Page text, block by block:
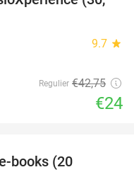
9.7 star
Regulier €42,75
€24
books (20